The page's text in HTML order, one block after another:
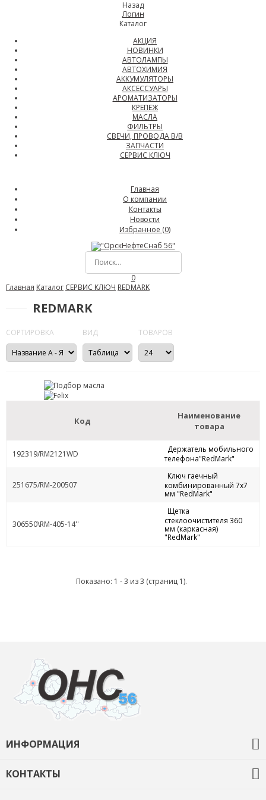
Назад
Логин
Каталог
АКЦИЯ
НОВИНКИ
АВТОЛАМПЫ
АВТОХИМИЯ
АККУМУЛЯТОРЫ
АКСЕССУАРЫ
АРОМАТИЗАТОРЫ
КРЕПЕЖ
МАСЛА
ФИЛЬТРЫ
СВЕЧИ, ПРОВОДА В/В
ЗАПЧАСТИ
СЕРВИС КЛЮЧ
Главная
О компании
Контакты
Новости
Избранное (0)
0
Главная Каталог СЕРВИС КЛЮЧ REDMARK
REDMARK
СОРТИРОВКА ВИД ТОВАРОВ
Код
Наименование
товара
192319/RM2121WD
Держатель мобильного
телефона"RedMark"
251675/RM-200507
Ключ гаечный
комбинированный 7х7
мм "RedMark"
306550\RM-405-14''
Щетка
стеклоочистителя 360
мм (каркасная)
"RedMark"
Показано: 1 - 3 из 3 (страниц 1).
ИНФОРМАЦИЯ
О компании
КОНТАКТЫ